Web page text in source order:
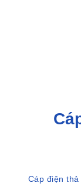
Cáp điện